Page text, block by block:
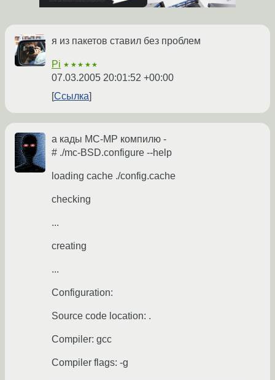
я из пакетов ставил без проблем
Pi ★★★★★
07.03.2005 20:01:52 +00:00
Ссылка
а кады MC-MP компилю -
# ./mc-BSD.configure --help
loading cache ./config.cache
checking
...
creating
...
Configuration:
Source code location: .
Compiler: gcc
Compiler flags: -g